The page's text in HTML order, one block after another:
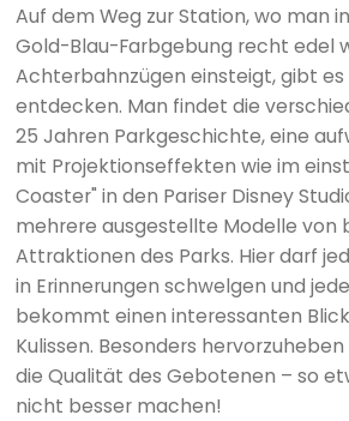
Auf dem Weg zur Station, wo man
Gold-Blau-Farbgebung recht edel
Achterbahnzügen einsteigt, gibt es
entdecken. Man findet die
25 Jahren Parkgeschichte, eine
mit Projektionseffekten wie im
Coaster" in den Pariser Disney
mehrere ausgestellte Modelle von
Attraktionen des Parks. Hier darf
in Erinnerungen schwelgen und
bekommt einen interessanten
Kulissen. Besonders
die Qualität des Gebotenen – so
nicht besser machen!